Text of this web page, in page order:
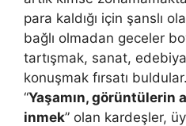
para kaldığı için şanslı
bağlı olmadan geceler
tartışmak, sanat,
konuşmak fırsatı
“Yaşamın, görüntülerin
inmek” olan kardeşler,